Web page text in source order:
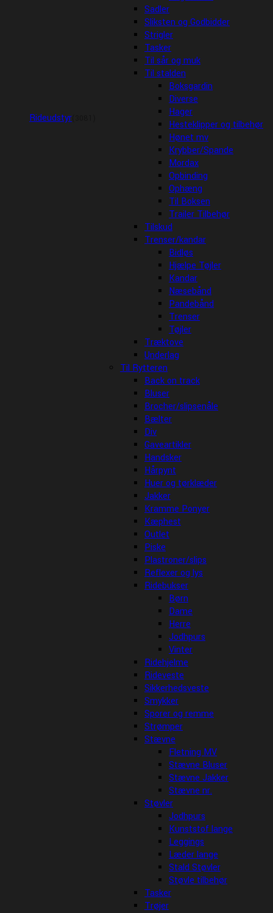
Rideudstyr
Sadler
Sliksten og Godbidder
Strigler
Tasker
Til sår og muk
Til stalden
Boksgardin
Diverse
Hager
Hesteklipper og tilbehør
Hønet mv
Krybber/Spande
Mordax
Opbinding
Ophæng
Til Boksen
Trailer Tilbehør
Tilskud
Trenser/kandar
Bidløs
Hjælpe Tøjler
Kandar
Næsebånd
Pandebånd
Trenser
Tøjler
Træktove
Underlag
Til Rytteren
Back on track
Bluser
Brocher/slipsenåle
Bælter
Div
Gaveartikler
Handsker
Hårpynt
Huer og tørklæder
Jakker
Kramme Ponyer
Kæphest
Outlet
Piske
Plastroner/slips
Reflexer og lys
Ridebukser
Børn
Dame
Herre
Jodhpurs
Vinter
Ridehjelme
Rideveste
Sikkerhedsveste
Smykker
Sporer og remme
Strømper
Stævne
Fletning MV
Stævne Bluser
Stævne Jakker
Stævne nr.
Støvler
Jodhpurs
Kunststof lange
Leggings
Læder lange
Stald Støvler
Støvle tilbehør
Tasker
Trøjer